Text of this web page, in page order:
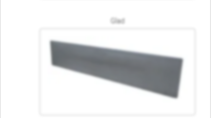
Glad